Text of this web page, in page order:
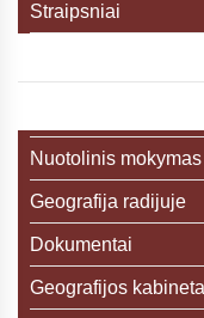
Straipsniai
Nuotolinis mokymas
Geografija radijuje
Dokumentai
Geografijos